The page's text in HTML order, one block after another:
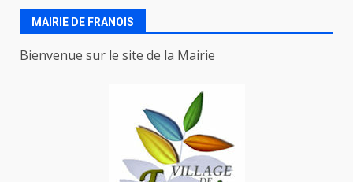
MAIRIE DE FRANOIS
Bienvenue sur le site de la Mairie